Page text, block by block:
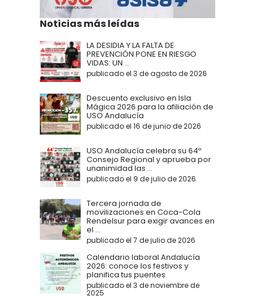
Noticias más leídas
LA DESIDIA Y LA FALTA DE
PREVENCIÓN PONE EN RIESGO
VIDAS: UN ...
publicado el 3 de agosto de 2026
Descuento exclusivo en Isla
Mágica 2026 para la afiliación de
USO Andalucía
publicado el 16 de junio de 2026
USO Andalucía celebra su 64º
Consejo Regional y aprueba por
unanimidad las ...
publicado el 9 de julio de 2026
Tercera jornada de
movilizaciones en Coca-Cola
Rendelsur para exigir avances en
el ...
publicado el 7 de julio de 2026
Calendario laboral Andalucía
2026: conoce los festivos y
planifica tus puentes
publicado el 3 de noviembre de
2025